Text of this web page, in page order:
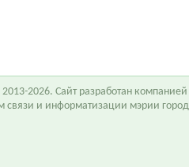
2026. Сайт разработан компанией
связи и информатизации мэрии